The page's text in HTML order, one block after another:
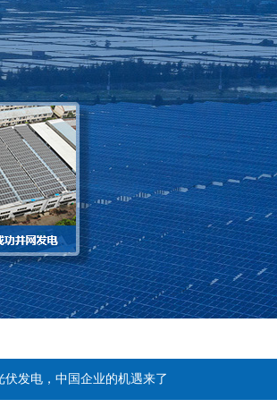
发电，中国企业的机遇来了